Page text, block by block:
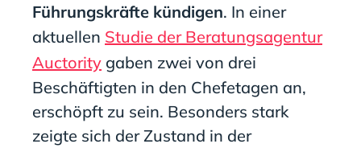
Führungskräfte kündigen. In einer
aktuellen Studie der Beratungsagentur
Auctority gaben zwei von drei
Beschäftigten in den Chefetagen an,
erschöpft zu sein. Besonders stark
zeigte sich der Zustand in der